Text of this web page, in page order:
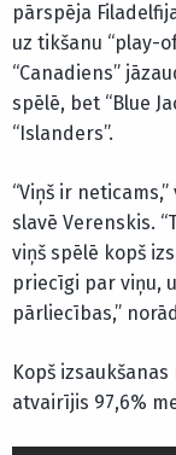
pārspēja
uz tikšanu “play-
“Canadiens”
spēlē, bet “Blue
“Islanders”.
“Viņš ir
slavē Verenskis.
viņš spēlē kopš
priecīgi par viņu,
pārliecības,”
Kopš
atvairījis 97,6%